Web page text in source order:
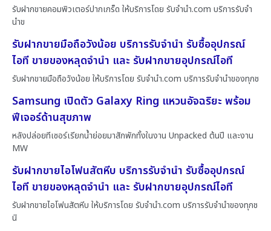
รับฝากขายคอมพิวเตอร์ปากเกร็ด ให้บริการโดย รับจํานํา.com บริการรับจำ
นำข
รับฝากขายมือถือวังน้อย บริการรับจำนำ รับซื้ออุปกรณ์
ไอที ขายของหลุดจำนำ และ รับฝากขายอุปกรณ์ไอที
รับฝากขายมือถือวังน้อย ให้บริการโดย รับจํานํา.com บริการรับจำนำของทุกช
Samsung เปิดตัว Galaxy Ring แหวนอัจฉริยะ พร้อม
ฟีเจอร์ด้านสุขภาพ
หลังปล่อยทีเซอร์เรียกน้ำย่อยมาสักพักทั้งในงาน Unpacked ต้นปี และงาน
MW
รับฝากขายไอโฟนสัตหีบ บริการรับจำนำ รับซื้ออุปกรณ์
ไอที ขายของหลุดจำนำ และ รับฝากขายอุปกรณ์ไอที
รับฝากขายไอโฟนสัตหีบ ให้บริการโดย รับจํานํา.com บริการรับจำนำของทุกช
นิ